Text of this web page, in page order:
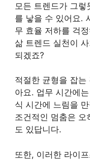
모든 트렌드가 그
를 낳을 수 있어요.
무 효율 저하를 걱
삶 트렌드 실천이
되겠죠?
적절한 균형을 잡
아요. 업무 시간에
식 시간에 느림을
조건적인 멈춤은
도 있답니다.
또한, 이러한 라이